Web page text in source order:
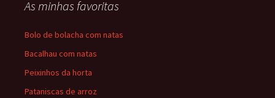
As minhas favoritas
Bolo de bolacha com natas
Bacalhau com natas
Peixinhos da horta
Pataniscas de arroz